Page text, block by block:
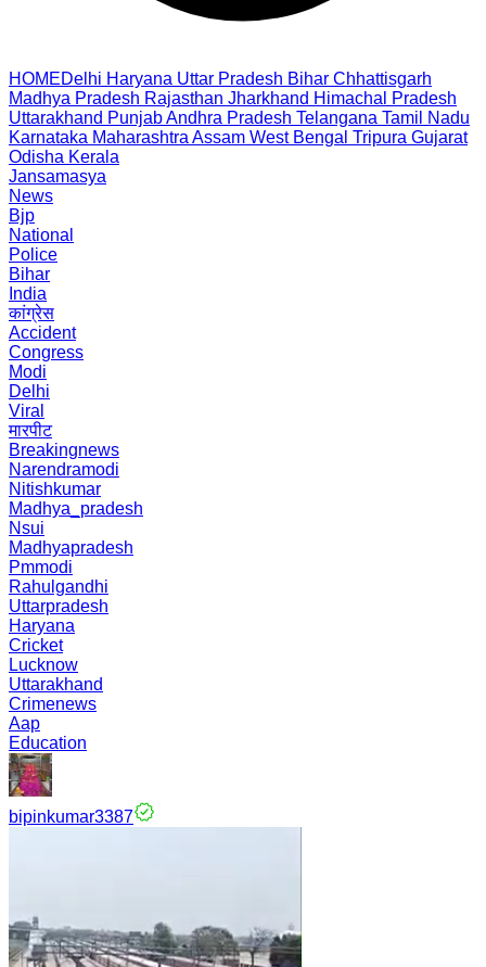
HOMEDelhi Haryana Uttar Pradesh Bihar Chhattisgarh
Madhya Pradesh Rajasthan Jharkhand Himachal Pradesh
Uttarakhand PunjabAndhra Pradesh Telangana Tamil Nadu
Karnataka Maharashtra Assam West Bengal Tripura Gujarat
Odisha Kerala
Jansamasya
News
Bjp
National
Police
Bihar
India
कांग्रेस
Accident
Congress
Modi
Delhi
Viral
मारपीट
Breakingnews
Narendramodi
Nitishkumar
Madhya_pradesh
Nsui
Madhyapradesh
Pmmodi
Rahulgandhi
Uttarpradesh
Haryana
Cricket
Lucknow
Uttarakhand
Crimenews
Aap
Education
bipinkumar3387